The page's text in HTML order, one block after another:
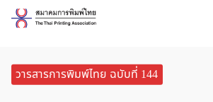
Skip
วารสารการพิมพ์ไทย ฉบับที่ 144